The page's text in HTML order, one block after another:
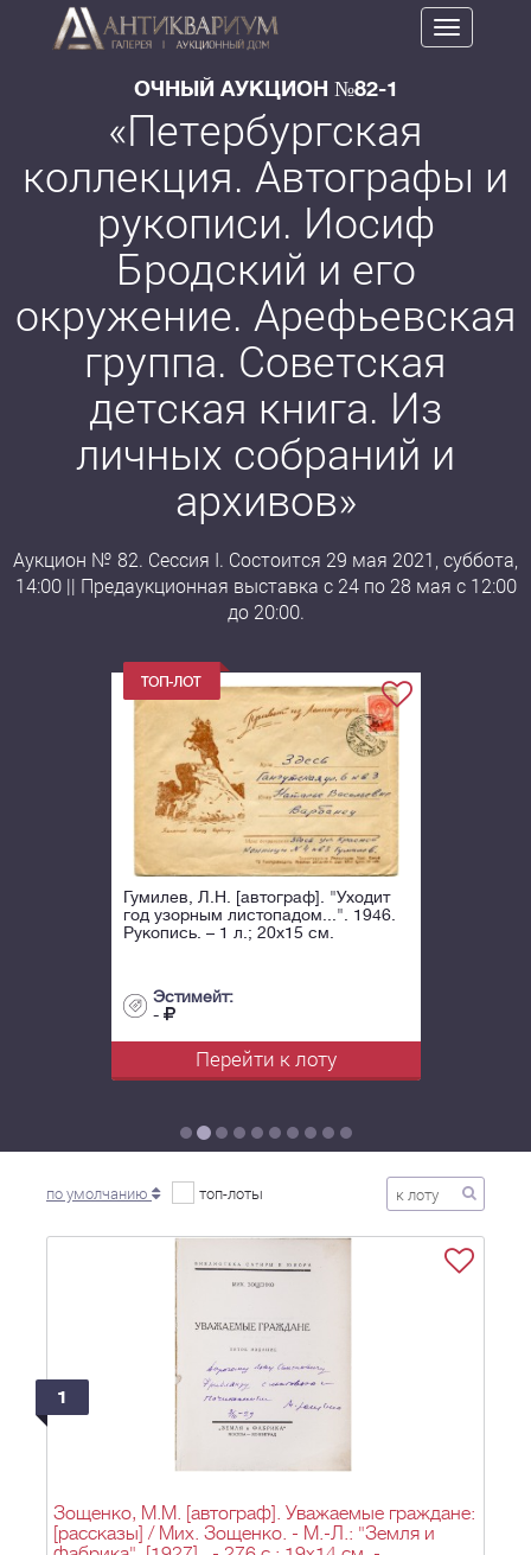
Toggle
navigation
ОЧНЫЙ АУКЦИОН №82-1
«Петербургская
коллекция. Автографы и
рукописи. Иосиф
Бродский и его
окружение. Арефьевская
группа. Советская
детская книга. Из
личных собраний и
архивов»
Аукцион № 82. Сессия I. Состоится 29 мая 2021, суббота,
14:00 || Предаукционная выставка с 24 по 28 мая с 12:00
до 20:00.
Гумилев, Л.Н. [автограф]. "Уходит
год узорным листопадом...". 1946.
Рукопись. – 1 л.; 20х15 см.
Эстимейт:
-
Перейти к лоту
по умолчанию топ-лоты
1
Зощенко, М.М. [автограф]. Уважаемые граждане:
[рассказы] / Мих. Зощенко. - М.-Л.: "Земля и